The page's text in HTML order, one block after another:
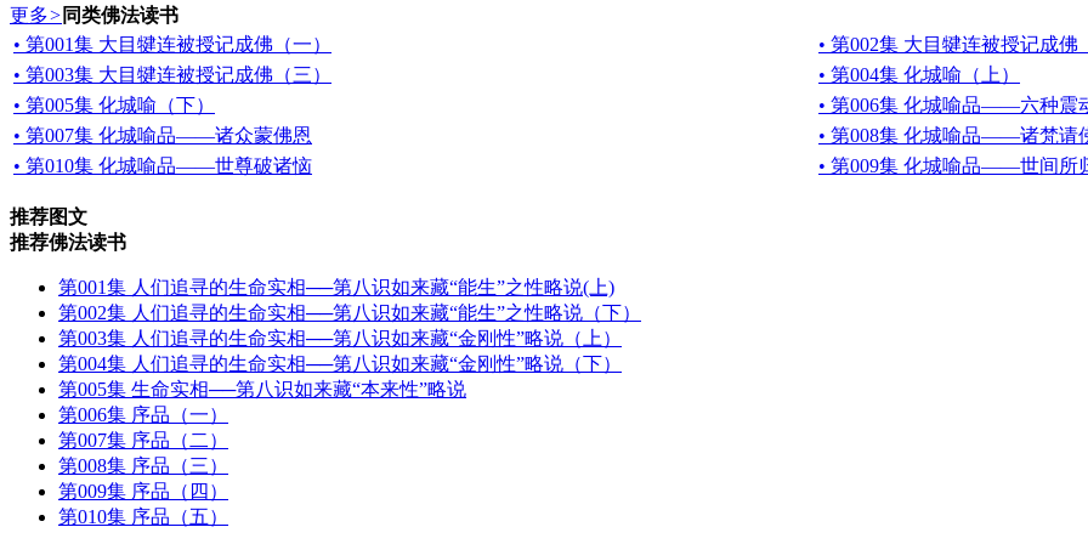
更多> 同类佛法读书
• 第001集 大目犍连被授记成佛（一）
• 第002集 大目犍连被授记成佛
• 第003集 大目犍连被授记成佛（三）
• 第004集 化城喻（上）
• 第005集 化城喻（下）
• 第006集 化城喻品——六种震
• 第007集 化城喻品——诸众蒙佛恩
• 第008集 化城喻品——诸梵请
• 第010集 化城喻品——世尊破诸恼
• 第009集 化城喻品——世间所
推荐图文
推荐佛法读书
第001集 人们追寻的生命实相──第八识如来藏“能生”之性略说(上)
第002集 人们追寻的生命实相──第八识如来藏“能生”之性略说（下）
第003集 人们追寻的生命实相──第八识如来藏“金刚性”略说（上）
第004集 人们追寻的生命实相──第八识如来藏“金刚性”略说（下）
第005集 生命实相──第八识如来藏“本来性”略说
第006集 序品（一）
第007集 序品（二）
第008集 序品（三）
第009集 序品（四）
第010集 序品（五）